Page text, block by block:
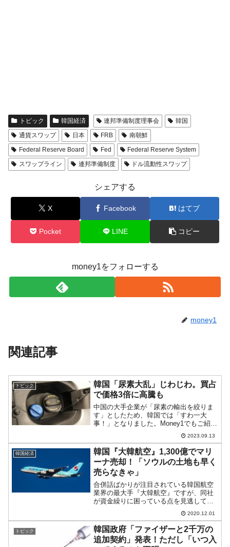
トピック 韓国経済 連邦準備制度理事会
韓国
通貨スワップ
日本 FRB
南朝鮮
Federal Reserve Board
Fed
Federal Reserve System
スワップライン
連邦準備制度 ドル流動性スワップ
シェアする
X Facebook はてブ
Pocket LINE コピー
money1をフォローする
money1
関連記事
トピック
韓国「尿素大乱」じわじわ。買占
で価格3倍に高騰も
中国の大手企業が「尿素の輸出を絞りま
す」としたため、韓国では「すわ一大
事！」となりました。Money1でもご紹介
したとおり、韓国の産業通商資源部が
「今回は大丈夫だってば」と火消しに動
きました。本当に大丈夫？だったのです
が、やはりじわじわと影...
2023.09.13
韓国経済
韓国『大韓航空』1,300億でマリ
ーナ売却！「ソウルの土地も早く
売らなきゃ」
合併話ばかりが注目されている韓国航空
業界の最大手『大韓航空』ですが、同社
が資金繰りに困っている点を見逃しては
いけません。国策銀行が債権団の主力と
なっており、とりあえず飛ぶことはあり
ませんが、いつまでも『産業銀行』『輸
出入銀行』がお金を出して...
2020.12.01
トピック
韓国政府「ファイザーと2千万の
追加契約」発表！ただし「いつ入